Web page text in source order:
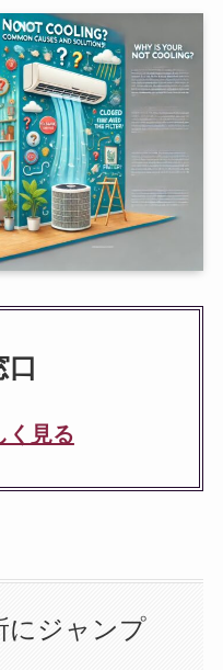
口
く見る
にジャンプ